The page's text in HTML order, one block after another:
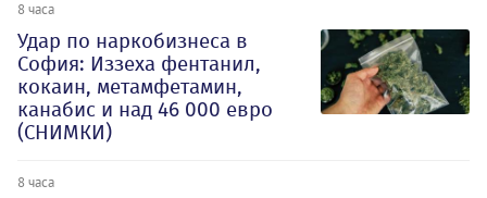
8 часа
Удар по наркобизнеса в
София: Иззеха фентанил,
кокаин, метамфетамин,
канабис и над 46 000 евро
(СНИМКИ)
8 часа